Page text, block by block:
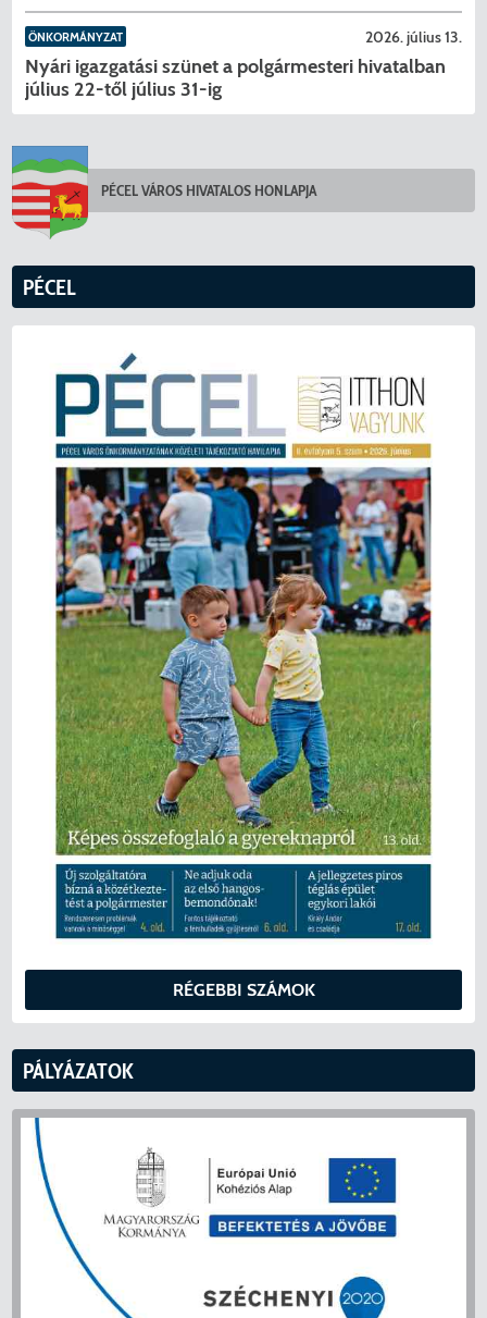
ÖNKORMÁNYZAT 2026. július 13.
Nyári igazgatási szünet a polgármesteri hivatalban
július 22-től július 31-ig
PÉCEL VÁROS HIVATALOS HONLAPJA
PÉCEL
RÉGEBBI SZÁMOK
PÁLYÁZATOK